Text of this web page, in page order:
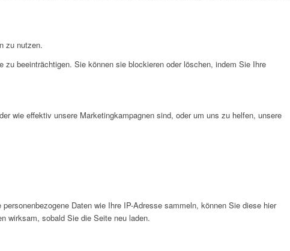
zu nutzen.
beeinträchtigen. Sie können sie blockieren oder löschen, indem Sie Ihre
wie effektiv unsere Marketingkampagnen sind, oder um uns zu helfen, unsere
Daten wie Ihre IP-Adresse sammeln, können Sie diese hier
wirksam, sobald Sie die Seite neu laden.